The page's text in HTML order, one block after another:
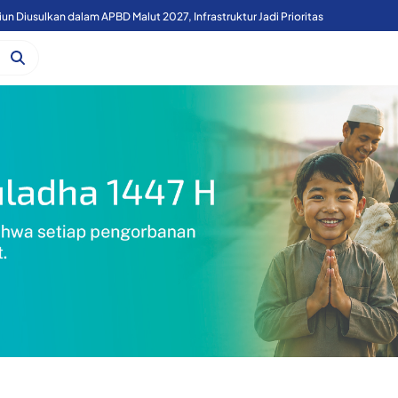
Cetak 10 Ribu Hektar Sawah, Gubernur Sherly Minta Bupati dan Walikota Usul Kesiapan Lahan